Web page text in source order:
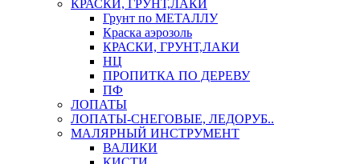
КРАСКИ, ГРУНТ,ЛАКИ
Грунт по МЕТАЛЛУ
Краска аэрозоль
КРАСКИ, ГРУНТ,ЛАКИ
НЦ
ПРОПИТКА ПО ДЕРЕВУ
ПФ
ЛОПАТЫ
ЛОПАТЫ-СНЕГОВЫЕ, ЛЕДОРУБ..
МАЛЯРНЫЙ ИНСТРУМЕНТ
ВАЛИКИ